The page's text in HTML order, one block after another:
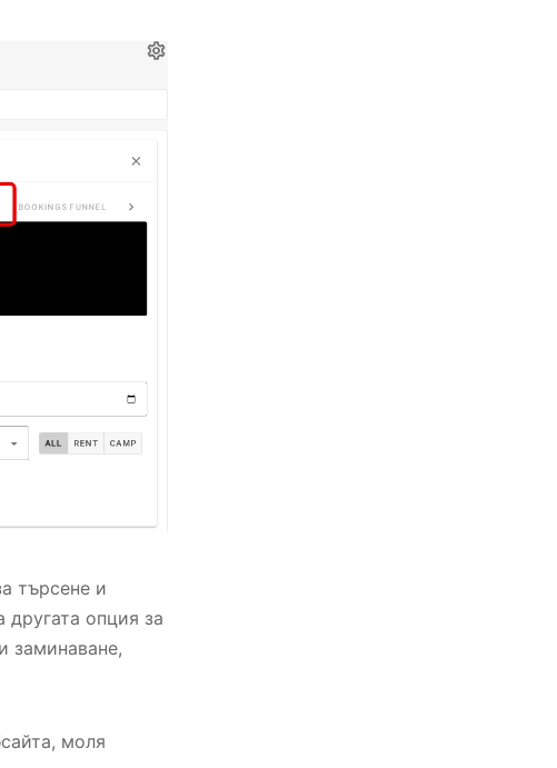
търсене и
опция за
заминаване,
моля